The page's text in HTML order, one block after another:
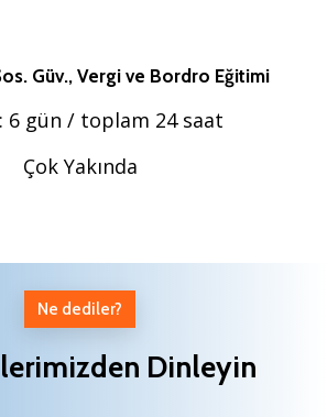
Güv., Vergi ve Bordro Eğitimi
6 gün / toplam 24 saat
Çok Yakında
Ne dediler?
Dinleyin